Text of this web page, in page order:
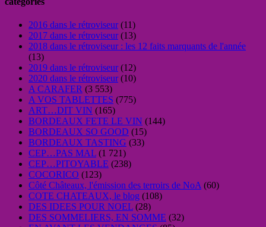
2016 dans le rétroviseur(11)
2017 dans le rétroviseur(13)
2018 dans le rétroviseur : les 12 faits marquants de l'année
(13)
2019 dans le rétroviseur(12)
2020 dans le rétroviseur(10)
A CARAFER (3 553)
A VOS TABLETTES (775)
ART…DIT VIN (165)
BORDEAUX FETE LE VIN (144)
BORDEAUX SO GOOD (15)
BORDEAUX TASTING (33)
CEP…PAS MAL (1 721)
CEP…PITOYABLE (238)
COCORICO (123)
Côté Châteaux, l'émission des terroirs de NoA (60)
COTE CHATEAUX, le blog (108)
DES IDEES POUR NOEL (28)
DES SOMMELIERS, EN SOMME (32)